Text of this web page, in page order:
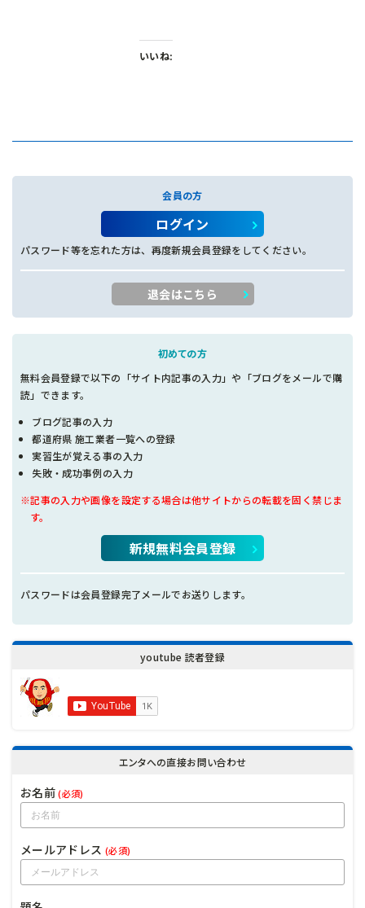
いいね:
会員の方
ログイン
パスワード等を忘れた方は、再度新規会員登録をしてください。
退会はこちら
初めての方
無料会員登録で以下の「サイト内記事の入力」や「ブログをメールで購
読」できます。
ブログ記事の入力
都道府県 施工業者一覧への登録
実習生が覚える事の入力
失敗・成功事例の入力
※記事の入力や画像を設定する場合は他サイトからの転載を固く禁じま
す。
新規無料会員登録
パスワードは会員登録完了メールでお送りします。
youtube 読者登録
エンタへの直接お問い合わせ
お名前(必須)
メールアドレス (必須)